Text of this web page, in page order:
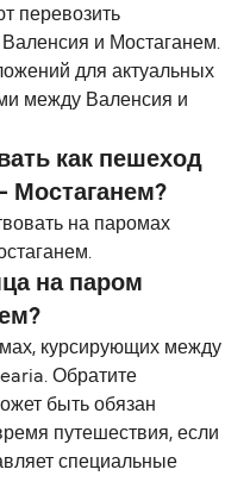
перевозить
и Мостаганем.
для актуальных
между Валенсия и
как пешеход
Мостаганем?
на паромах
на паром
курсирующих между
Обратите
быть обязан
путешествия, если
специальные